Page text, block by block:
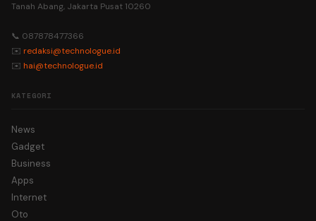
Tanah Abang, Jakarta Pusat 10260
📞 087878477366
✉️ redaksi@technologue.id
✉️ hai@technologue.id
KATEGORI
News
Gadget
Business
Apps
Internet
Oto